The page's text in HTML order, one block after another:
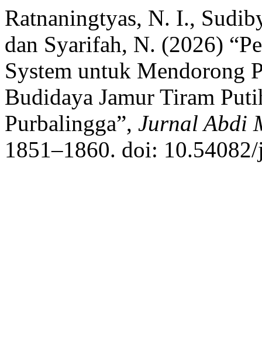
Ratnaningtyas, N. I.,
dan Syarifah, N. (2026)
System untuk Mendorong
Budidaya Jamur Tiram
Purbalingga”, Jurnal Abdi
1851–1860. doi: